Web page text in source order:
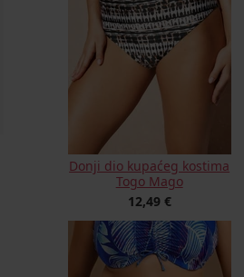
Donji dio kupaćeg kostima
Togo Mago
12,49 €